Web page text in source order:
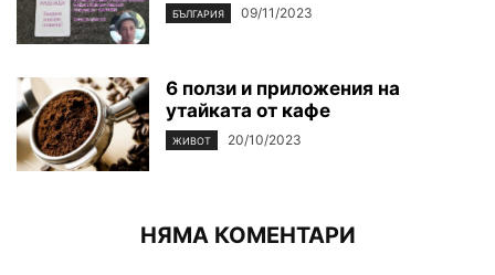
БЪЛГАРИЯ 09/11/2023
6 ползи и приложения на
утайката от кафе
ЖИВОТ 20/10/2023
НЯМА КОМЕНТАРИ